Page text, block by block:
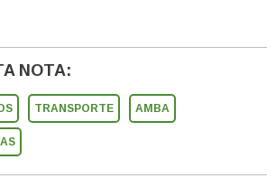
NOTA:
TRANSPORTE AMBA